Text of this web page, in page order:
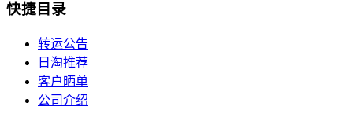
快捷目录
转运公告
日淘推荐
客户晒单
公司介绍